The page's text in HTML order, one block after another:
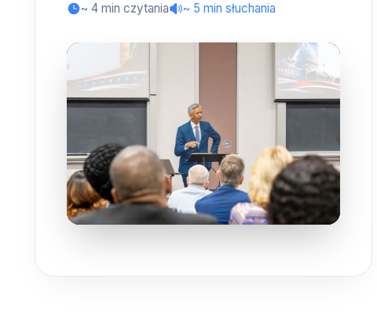
~ 4 min czytania
~ 5 min słuchania